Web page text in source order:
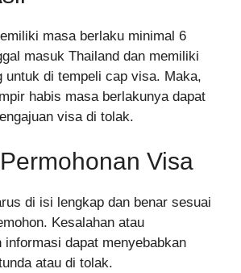
masa berlaku minimal 6
masuk Thailand dan memiliki
untuk di tempeli cap visa. Maka,
habis masa berlakunya dapat
visa di tolak.
Visa
di isi lengkap dan benar sesuai
Kesalahan atau
informasi dapat menyebabkan
atau di tolak.